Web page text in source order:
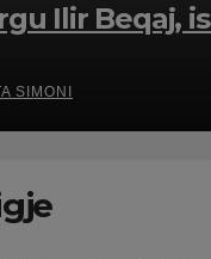
Ilir Beqaj,
SIMONI